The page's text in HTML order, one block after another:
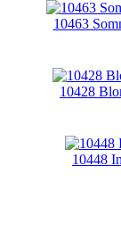
10463
10428
10448